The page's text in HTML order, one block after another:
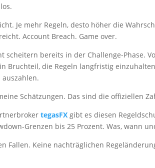
Je mehr Regeln, desto höher die
Account Breach. Game over.
scheitern bereits in der Challenge-Phase.
Bruchteil, die Regeln langfristig
Schätzungen. Das sind die offiziellen
tegasFX gibt es diesen
Grenzen bis 25 Prozent. Was, wann
Fallen. Keine nachträglichen